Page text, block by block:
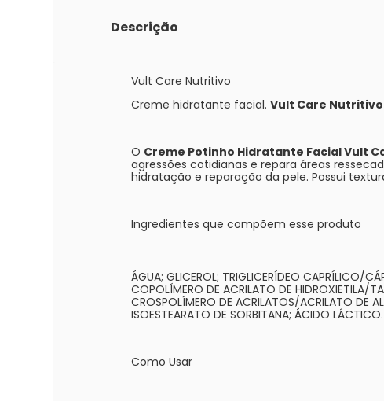
Descrição
Vult Care Nutritivo
Creme hidratante facial.Vult Care
O Creme Potinho Hidratante Facial Vult
agressões cotidianas e repara áreas
hidratação e reparação da pele. Possui
Ingredientes que compõem esse produto
ÁGUA; GLICEROL; TRIGLICERÍDEO CAPRÍLICO/
COPOLÍMERO DE ACRILATO DE HIDROXIETILA/
CROSPOLÍMERO DE ACRILATOS/ACRILATO DE
ISOESTEARATO DE SORBITANA; ÁCIDO LÁCTICO.
Como Usar